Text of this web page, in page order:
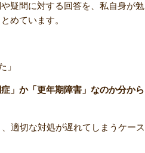
疑問に対する回答を、私自身が勉
めています。
」
症」か「更年期障害」なのか分から
適切な対処が遅れてしまうケース